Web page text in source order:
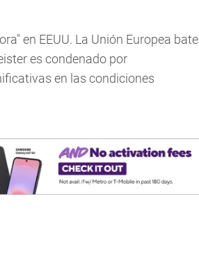
en EEUU. La Unión Europea bate
es condenado por
en las condiciones